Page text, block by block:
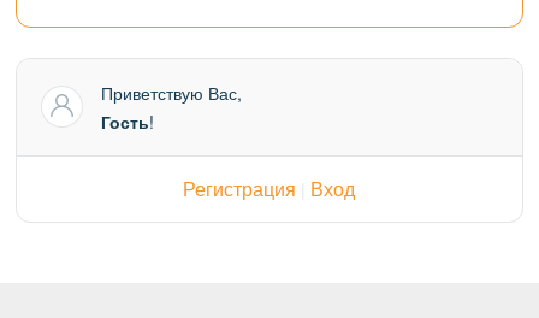
Приветствую Вас,
Гость!
Регистрация Вход